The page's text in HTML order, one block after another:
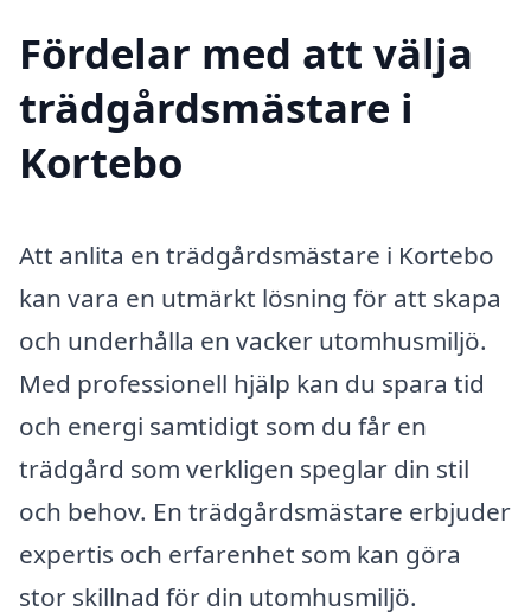
Fördelar med att välja
trädgårdsmästare i
Kortebo
Att anlita en trädgårdsmästare i Kortebo
kan vara en utmärkt lösning för att skapa
och underhålla en vacker utomhusmiljö.
Med professionell hjälp kan du spara tid
och energi samtidigt som du får en
trädgård som verkligen speglar din stil
och behov. En trädgårdsmästare erbjuder
expertis och erfarenhet som kan göra
stor skillnad för din utomhusmiljö.